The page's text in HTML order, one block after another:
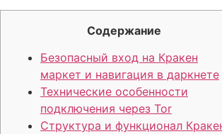
Содержание
Безопасный вход на Кракен
маркет и навигация в даркнете
Технические особенности
подключения через Tor
Структура и функционал